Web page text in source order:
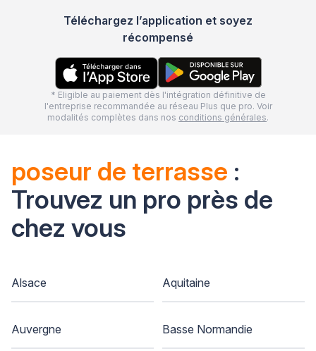
Téléchargez l’application et soyez
récompensé
* Eligible au paiement dès l'intégration définitive de
l'entreprise recommandée au réseau Plus que pro. Voir
modalités complètes dans nos conditions générales.
poseur de terrasse :
Trouvez un pro près de
chez vous
Alsace Aquitaine
Auvergne Basse Normandie